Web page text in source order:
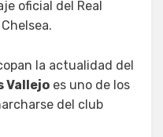
oficial del Real
la actualidad del
Vallejo es uno de los
del club